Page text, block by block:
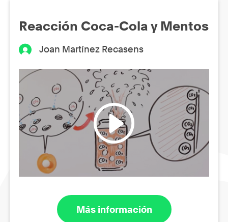
Reacción Coca-Cola y Mentos
Joan Martínez Recasens
Más información